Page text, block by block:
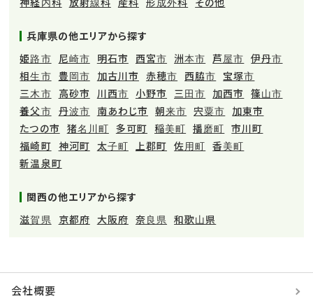
神経内科
放射線科 産科 形成外科 その他
兵庫県の他エリアから探す
姫路市
尼崎市 明石市 西宮市 洲本市 芦屋市
伊丹市
相生市
豊岡市 加古川市 赤穂市 西脇市
宝塚市
三木市
高砂市 川西市 小野市 三田市 加西市
篠山市
養父市
丹波市 南あわじ市 朝来市 宍粟市
加東市
たつの市
猪名川町 多可町 稲美町 播磨町
市川町
福崎町
神河町 太子町 上郡町 佐用町
香美町
新温泉町
関西の他エリアから探す
滋賀県
京都府 大阪府 奈良県 和歌山県
会社概要